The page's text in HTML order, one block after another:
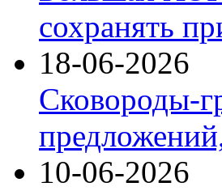
сохранять
18-06-2026
Сковороды-
10-06-2026